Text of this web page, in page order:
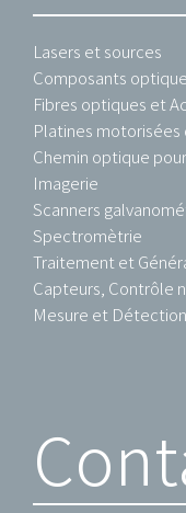
Lasers et sources
Composants
Fibres optiques et
Platines motorisées
Chemin optique
Imagerie
Scanners
Spectromètrie
Traitement et
Capteurs, Contrôle
Mesure et Détection